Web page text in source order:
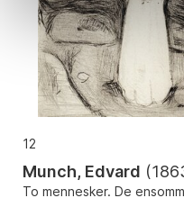
12
Munch, Edvard (
To mennesker. De